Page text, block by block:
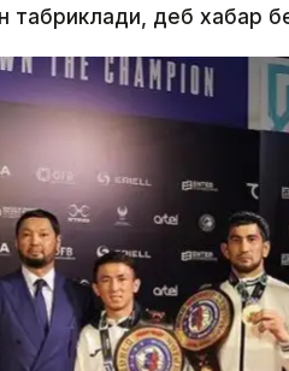
табриклади, деб хабар